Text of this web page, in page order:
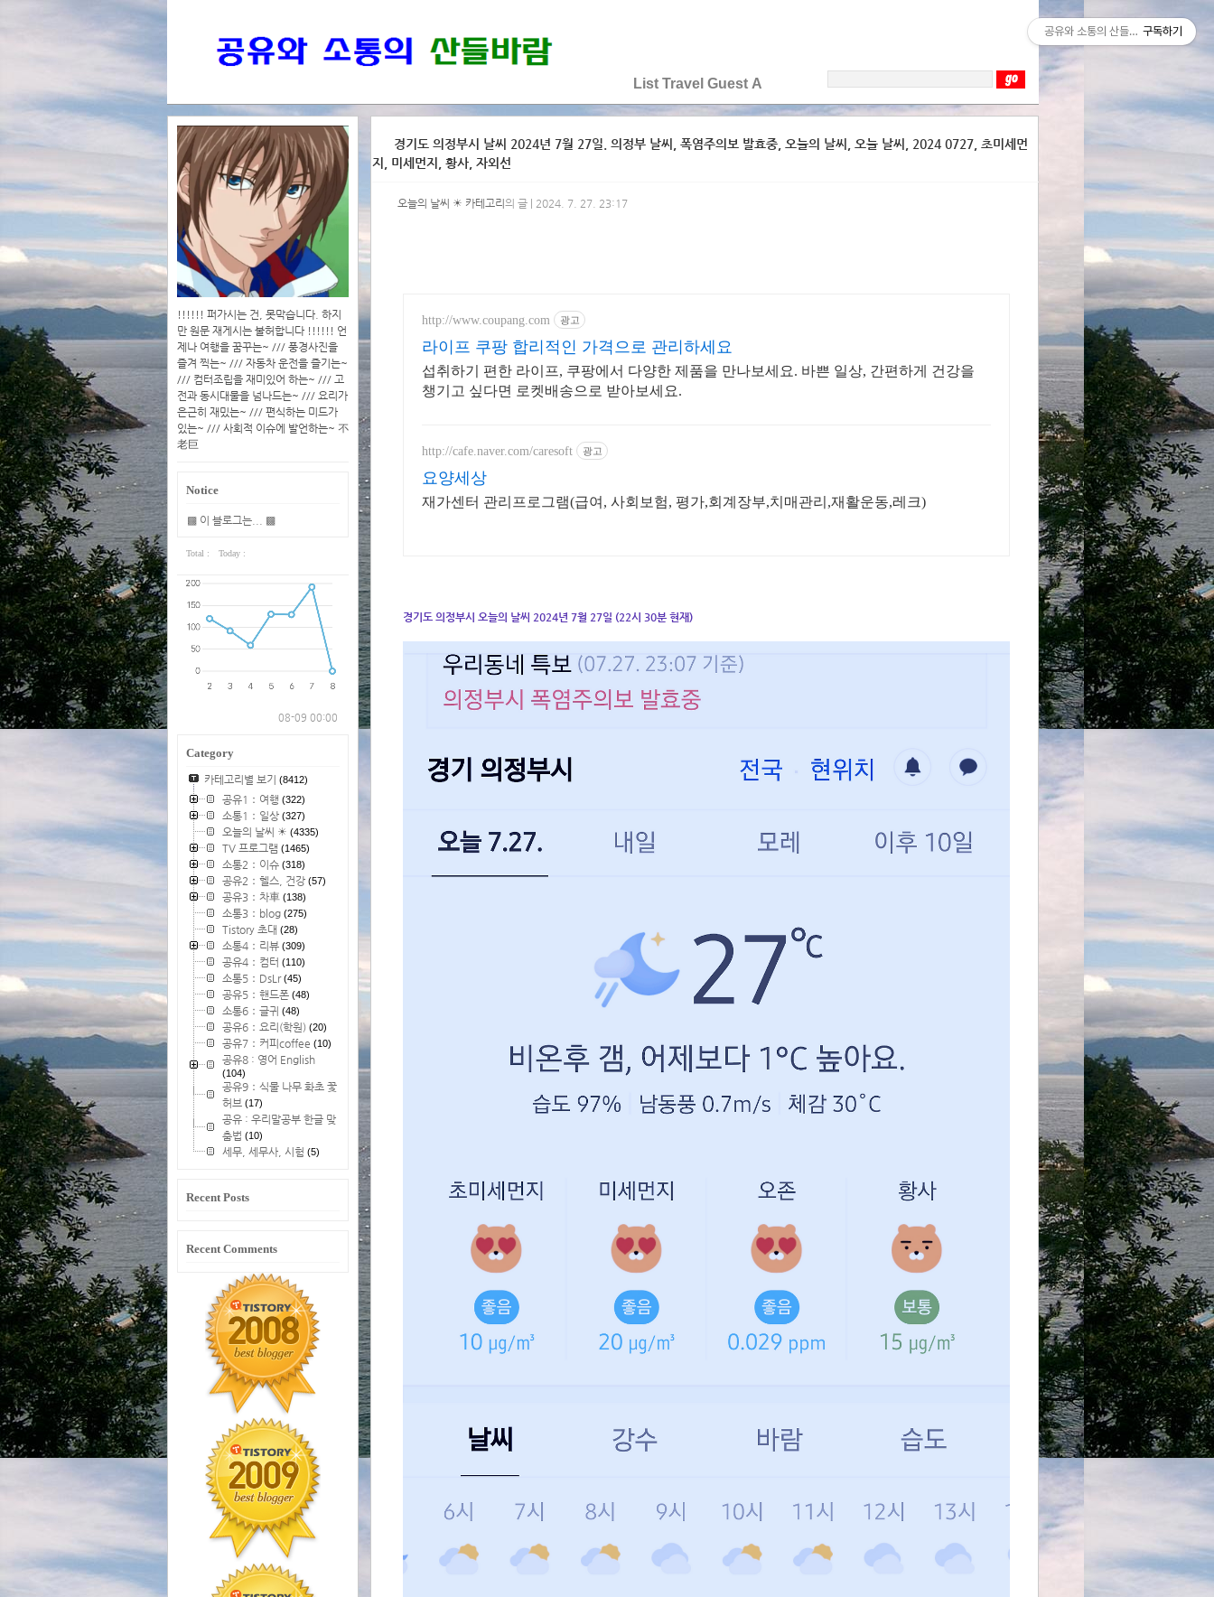
List Travel Guest A
!!!!!! 퍼가시는 건, 못막습니다. 하지
만 원문 재게시는 불허합니다 !!!!!! 언
제나 여행을 꿈꾸는~ /// 풍경사진을
즐겨 찍는~ /// 자동차 운전을 즐기는~
/// 컴터조립을 재미있어 하는~ /// 고
전과 동시대물을 넘나드는~ /// 요리가
은근히 재밌는~ /// 편식하는 미드가
있는~ /// 사회적 이슈에 발언하는~ 不
老巨
Notice
▩ 이 블로그는... ▩
Total : Today :
08-09 00:00
Category
카테고리별 보기 (8412)
공유1：여행 (322)
소통1：일상(327)
오늘의 날씨 ☀ (4335)
TV 프로그램 (1465)
소통2：이슈(318)
공유2：헬스, 건강(57)
공유3：차車(138)
소통3：blog(275)
Tistory 초대 (28)
소통4：리뷰(309)
공유4：컴터 (110)
소통5：DsLr(45)
공유5：핸드폰(48)
소통6：글귀 (48)
공유6：요리(학원)(20)
공유7：커피coffee (10)
공유8 : 영어 English
(104)
공유9：식물 나무 화초 꽃
허브 (17)
공유 : 우리말공부 한글 맞
춤법 (10)
세무, 세무사, 시험 (5)
Recent Posts
Recent Comments
경기도 의정부시 날씨 2024년 7월 27일. 의정부 날씨, 폭염주의보 발효중, 오늘의 날씨, 오늘 날씨, 2024 0727, 초미세먼
지, 미세먼지, 황사, 자외선
오늘의 날씨 ☀ 카테고리 의 글 | 2024. 7. 27. 23:17
http://www.coupang.com 광고
라이프 쿠팡 합리적인 가격으로 관리하세요
섭취하기 편한 라이프, 쿠팡에서 다양한 제품을 만나보세요. 바쁜 일상, 간편하게 건강을
챙기고 싶다면 로켓배송으로 받아보세요.
http://cafe.naver.com/caresoft 광고
요양세상
재가센터 관리프로그램(급여, 사회보험, 평가,회계장부,치매관리,재활운동,레크)
경기도 의정부시 오늘의 날씨 2024년 7월 27일 (22시 30분 현재)
공유와 소통의 산들바람구독하기